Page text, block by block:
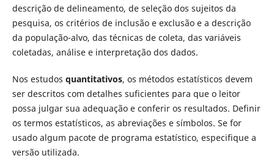
descrição de delineamento, de seleção dos sujeitos da
pesquisa, os critérios de inclusão e exclusão e a descrição
da população-alvo, das técnicas de coleta, das variáveis
coletadas, análise e interpretação dos dados.
Nos estudos quantitativos, os métodos estatísticos devem
ser descritos com detalhes suficientes para que o leitor
possa julgar sua adequação e conferir os resultados. Definir
os termos estatísticos, as abreviações e símbolos. Se for
usado algum pacote de programa estatístico, especifique a
versão utilizada.